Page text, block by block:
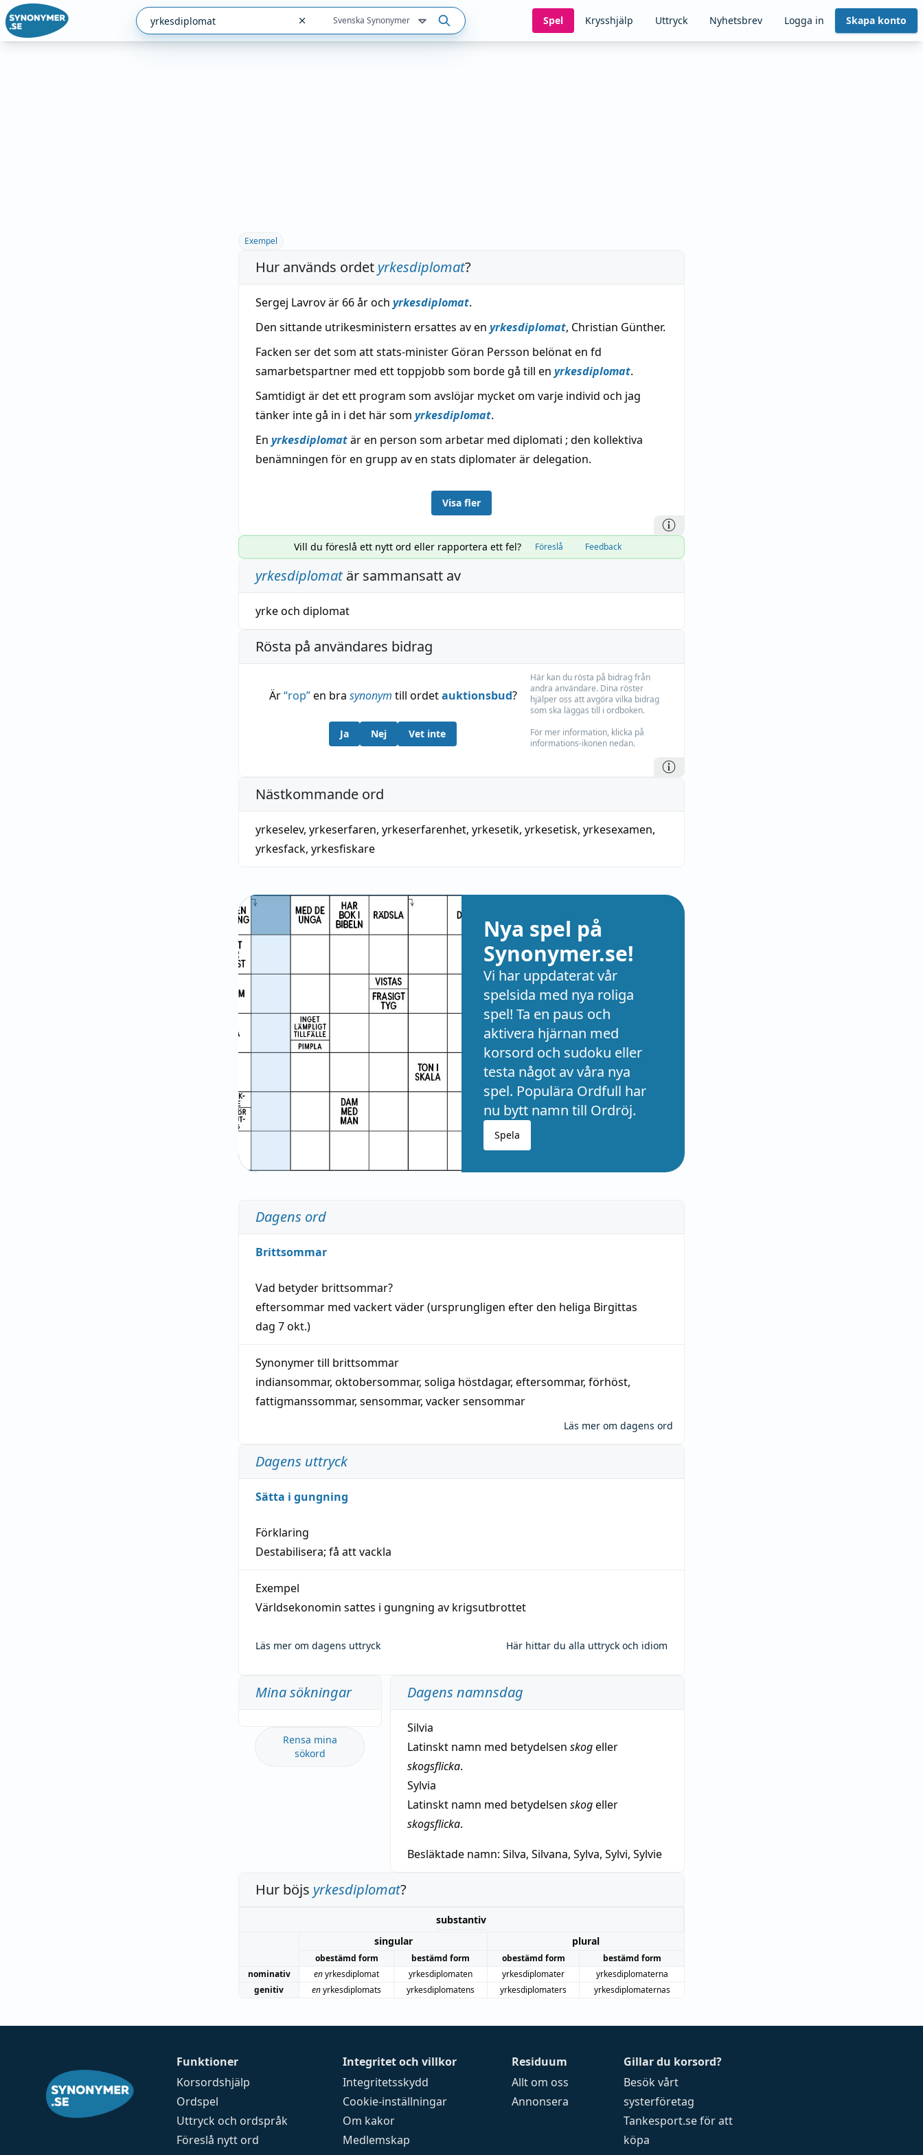
Svenska Synonymer Spel Krysshjälp Uttryck Nyhetsbrev Logga in Skapa konto
Exempel
Hur används ordet yrkesdiplomat?
Sergej Lavrov är 66 år och yrkesdiplomat.
Den sittande utrikesministern ersattes av en yrkesdiplomat, Christian Günther.
Facken ser det som att stats-minister Göran Persson belönat en fd
samarbetspartner med ett toppjobb som borde gå till en yrkesdiplomat.
Samtidigt är det ett program som avslöjar mycket om varje individ och jag
tänker inte gå in i det här som yrkesdiplomat.
En yrkesdiplomatär en person som arbetar med diplomati ; den kollektiva
benämningen för en grupp av en stats diplomater är delegation.
Visa fler
Vill du föreslå ett nytt ord eller rapportera ett fel? Föreslå Feedback
yrkesdiplomatär sammansatt av
yrkeoch diplomat
Rösta på användares bidrag
Är“rop”en bra synonym till ordetauktionsbud?
Ja Nej Vet inte
Här kan du rösta på bidrag från
andra användare. Dina röster
hjälper oss att avgöra vilka bidrag
som ska läggas till i ordboken.
För mer information, klicka på
informations-ikonen nedan.
Nästkommande ord
yrkeselev, yrkeserfaren, yrkeserfarenhet, yrkesetik, yrkesetisk, yrkesexamen,
yrkesfack, yrkesfiskare
Nya spel på
Synonymer.se!
Vi har uppdaterat vår
spelsida med nya roliga
spel! Ta en paus och
aktivera hjärnan med
korsord och sudoku eller
testa något av våra nya
spel. Populära Ordfull har
nu bytt namn till Ordröj.
Spela
Dagens ord
Brittsommar
Vad betyder brittsommar?
eftersommar med vackertväder(ursprungligen efter den heliga Birgittas
dag 7 okt.)
Synonymer till brittsommar
indiansommar, oktobersommar, soliga höstdagar, eftersommar, förhöst,
fattigmanssommar, sensommar, vacker sensommar
Läs mer om dagens ord
Dagens uttryck
Sätta i gungning
Förklaring
Destabilisera; få att vackla
Exempel
Världsekonomin sattes i gungning av krigsutbrottet
Läs mer om dagens uttryck Här hittar du alla uttryck och idiom
Mina sökningar
Rensa mina
sökord
Dagens namnsdag
Silvia
Latinskt namn med betydelsen skogeller
skogsflicka.
Sylvia
Latinskt namn med betydelsen skogeller
skogsflicka.
Besläktade namn: Silva, Silvana, Sylva, Sylvi, Sylvie
Hur böjs yrkesdiplomat?
substantiv
singular
plural
obestämd form bestämd form obestämd form
bestämd form
nominativ
enyrkesdiplomat yrkesdiplomaten yrkesdiplomater
yrkesdiplomaterna
genitiv
enyrkesdiplomats yrkesdiplomatens yrkesdiplomaters yrkesdiplomaternas
Funktioner
Korsordshjälp
Ordspel
Uttryck och ordspråk
Föreslå nytt ord
Integritet och villkor
Integritetsskydd
Cookie-inställningar
Om kakor
Medlemskap
Residuum
Allt om oss
Annonsera
Gillar du korsord?
Besök vårt
systerföretag
Tankesport.seför att
köpa